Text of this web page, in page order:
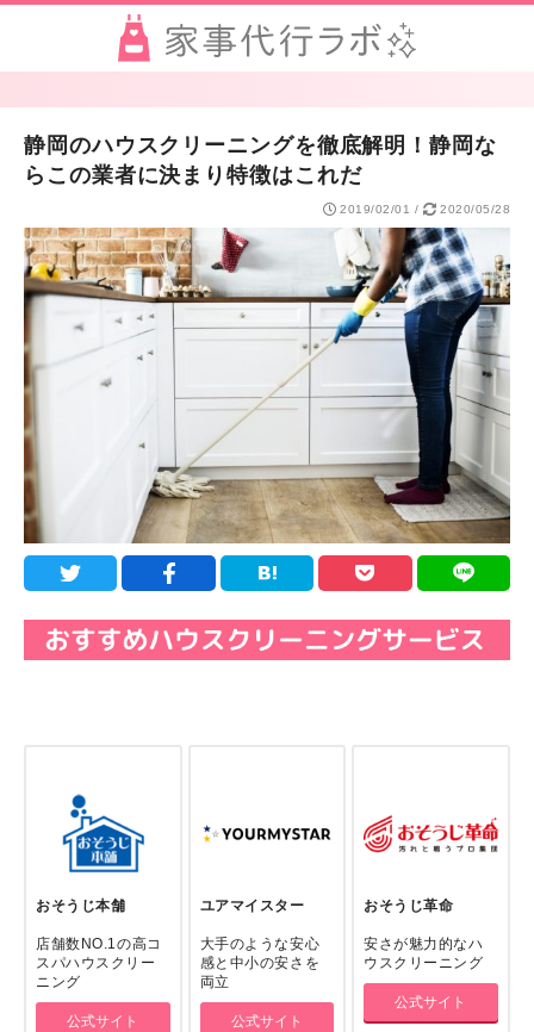
静岡のハウスクリーニングを徹底解明！静岡な
らこの業者に決まり特徴はこれだ
2019/02/01 / 2020/05/28
おそうじ本舗
店舗数NO.1の高コ
スパハウスクリー
ニング
公式サイト
ユアマイスター
大手のような安心
感と中小の安さを
両立
公式サイト
おそうじ革命
安さが魅力的なハ
ウスクリーニング
公式サイト